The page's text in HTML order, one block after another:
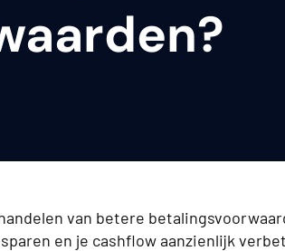
van betere
en je cashflow aanzienlijk